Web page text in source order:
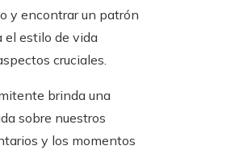
y encontrar un patrón
el estilo de vida
cruciales.
brinda una
sobre nuestros
y los momentos